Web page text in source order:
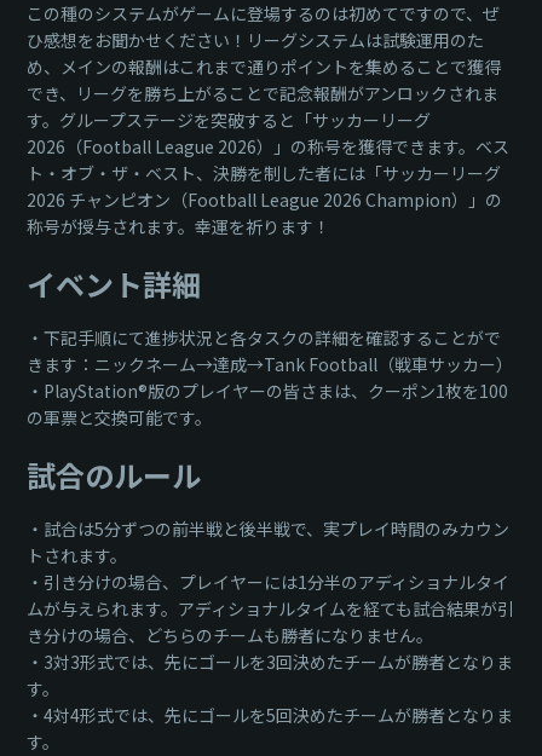
この種のシステムがゲームに登場するのは初めてですので、ぜ
ひ感想をお聞かせください！リーグシステムは試験運用のた
め、メインの報酬はこれまで通りポイントを集めることで獲得
でき、リーグを勝ち上がることで記念報酬がアンロックされま
す。グループステージを突破すると「サッカーリーグ
2026（Football League 2026）」の称号を獲得できます。ベス
ト・オブ・ザ・ベスト、決勝を制した者には「サッカーリーグ
2026 チャンピオン（Football League 2026 Champion）」の
称号が授与されます。幸運を祈ります！
イベント詳細
・下記手順にて進捗状況と各タスクの詳細を確認することがで
きます：ニックネーム→達成→Tank Football（戦車サッカー）
・PlayStation®版のプレイヤーの皆さまは、クーポン1枚を100
の軍票と交換可能です。
試合のルール
・試合は5分ずつの前半戦と後半戦で、実プレイ時間のみカウン
トされます。
・引き分けの場合、プレイヤーには1分半のアディショナルタイ
ムが与えられます。アディショナルタイムを経ても試合結果が引
き分けの場合、どちらのチームも勝者になりません。
・3対3形式では、先にゴールを3回決めたチームが勝者となりま
す。
・4対4形式では、先にゴールを5回決めたチームが勝者となりま
す。